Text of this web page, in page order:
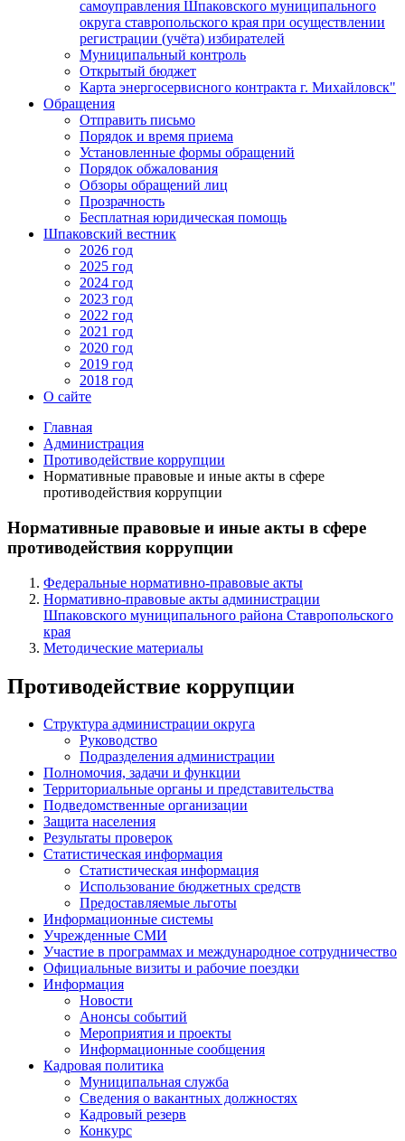
самоуправления Шпаковского муниципального
округа ставропольского края при осуществлении
регистрации (учёта) избирателей
Муниципальный контроль
Открытый бюджет
Карта энергосервисного контракта г. Михайловск"
Обращения
Отправить письмо
Порядок и время приема
Установленные формы обращений
Порядок обжалования
Обзоры обращений лиц
Прозрачность
Бесплатная юридическая помощь
Шпаковский вестник
2026 год
2025 год
2024 год
2023 год
2022 год
2021 год
2020 год
2019 год
2018 год
О сайте
Главная
Администрация
Противодействие коррупции
Нормативные правовые и иные акты в сфере
противодействия коррупции
Нормативные правовые и иные акты в сфере
противодействия коррупции
Федеральные нормативно-правовые акты
Нормативно-правовые акты администрации
Шпаковского муниципального района Ставропольского
края
Методические материалы
Противодействие коррупции
Структура администрации округа
Руководство
Подразделения администрации
Полномочия, задачи и функции
Территориальные органы и представительства
Подведомственные организации
Защита населения
Результаты проверок
Статистическая информация
Статистическая информация
Использование бюджетных средств
Предоставляемые льготы
Информационные системы
Учрежденные СМИ
Участие в программах и международное сотрудничество
Официальные визиты и рабочие поездки
Информация
Новости
Анонсы событий
Мероприятия и проекты
Информационные сообщения
Кадровая политика
Муниципальная служба
Сведения о вакантных должностях
Кадровый резерв
Конкурс